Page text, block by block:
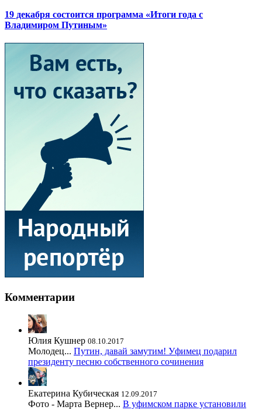
19 декабря состоится программа «Итоги года с
Владимиром Путиным»
Комментарии
Юлия Кушнер 08.10.2017
Молодец... Путин, давай замутим! Уфимец подарил
президенту песню собственного сочинения
Екатерина Кубическая 12.09.2017
Фото - Марта Вернер... В уфимском парке установили